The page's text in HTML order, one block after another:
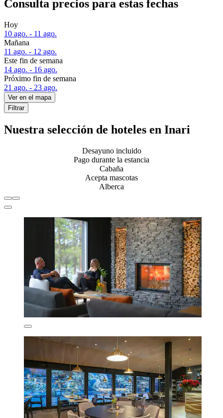
Consulta precios para estas fechas
Hoy
10 ago. - 11 ago.
Mañana
11 ago. - 12 ago.
Este fin de semana
14 ago. - 16 ago.
Próximo fin de semana
21 ago. - 23 ago.
Ver en el mapa
Filtrar
Nuestra selección de hoteles en Inari
Desayuno incluido
Pago durante la estancia
Cabaña
Acepta mascotas
Alberca